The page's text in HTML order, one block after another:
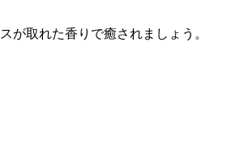
が取れた香りで癒されましょう。